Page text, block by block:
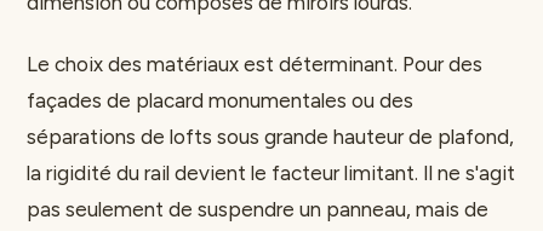
Le choix des matériaux est déterminant. Pour des
façades de placard monumentales ou des
séparations de lofts sous grande hauteur de plafond,
la rigidité du rail devient le facteur limitant. Il ne s'agit
pas seulement de suspendre un panneau, mais de